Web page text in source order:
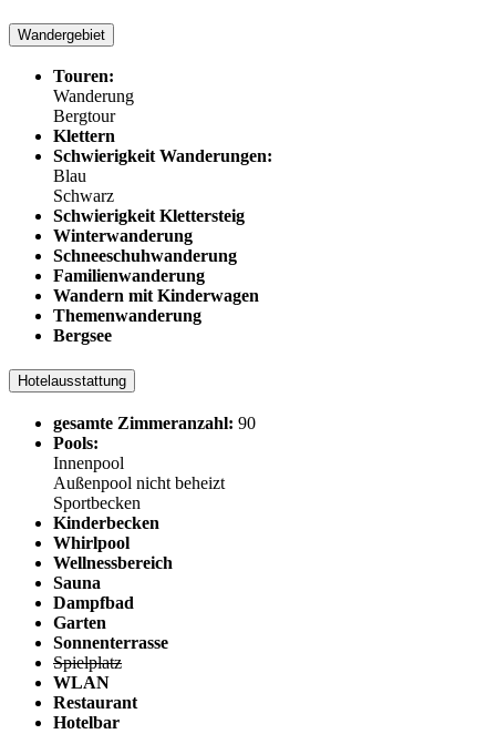
Wandergebiet
Touren:
Wanderung
Bergtour
Klettern
Schwierigkeit Wanderungen:
Blau
Schwarz
Schwierigkeit Klettersteig
Winterwanderung
Schneeschuhwanderung
Familienwanderung
Wandern mit Kinderwagen
Themenwanderung
Bergsee
Hotelausstattung
gesamte Zimmeranzahl: 90
Pools:
Innenpool
Außenpool nicht beheizt
Sportbecken
Kinderbecken
Whirlpool
Wellnessbereich
Sauna
Dampfbad
Garten
Sonnenterrasse
Spielplatz
WLAN
Restaurant
Hotelbar